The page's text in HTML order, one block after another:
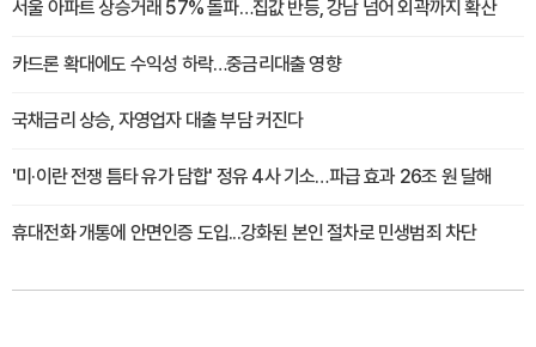
서울 아파트 상승거래 57% 돌파…집값 반등, 강남 넘어 외곽까지 확산
카드론 확대에도 수익성 하락…중금리대출 영향
국채금리 상승, 자영업자 대출 부담 커진다
'미·이란 전쟁 틈타 유가 담합' 정유 4사 기소…파급 효과 26조 원 달해
휴대전화 개통에 안면인증 도입...강화된 본인 절차로 민생범죄 차단